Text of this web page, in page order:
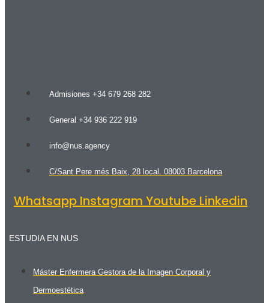
Admisiones +34 679 268 282
General +34 936 222 919
info@nus.agency
C/Sant Pere més Baix, 28 local. 08003 Barcelona
Whatsapp Instagram Youtube Linkedin
ESTUDIA EN NUS
Máster Enfermera Gestora de la Imagen Corporal y
Dermoestética